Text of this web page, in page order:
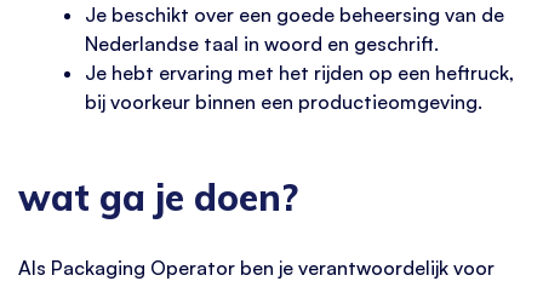
Je beschikt over een goede beheersing van de
Nederlandse taal in woord en geschrift.
Je hebt ervaring met het rijden op een heftruck,
bij voorkeur binnen een productieomgeving.
wat ga je doen?
Als Packaging Operator ben je verantwoordelijk voor